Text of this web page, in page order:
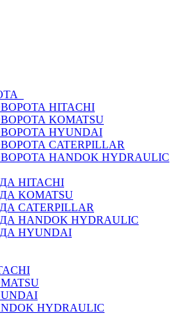
HITACHI
KOMATSU
HYUNDAI
CATERPILLAR
HANDOK HYDRAULIC
HITACHI
KOMATSU
CATERPILLAR
HANDOK HYDRAULIC
HYUNDAI
HYDRAULIC